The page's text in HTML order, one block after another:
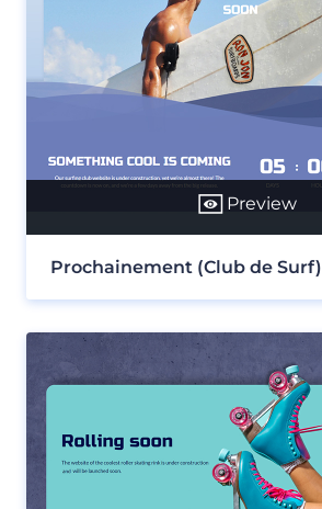
Preview
Prochainement (Club de Surf)